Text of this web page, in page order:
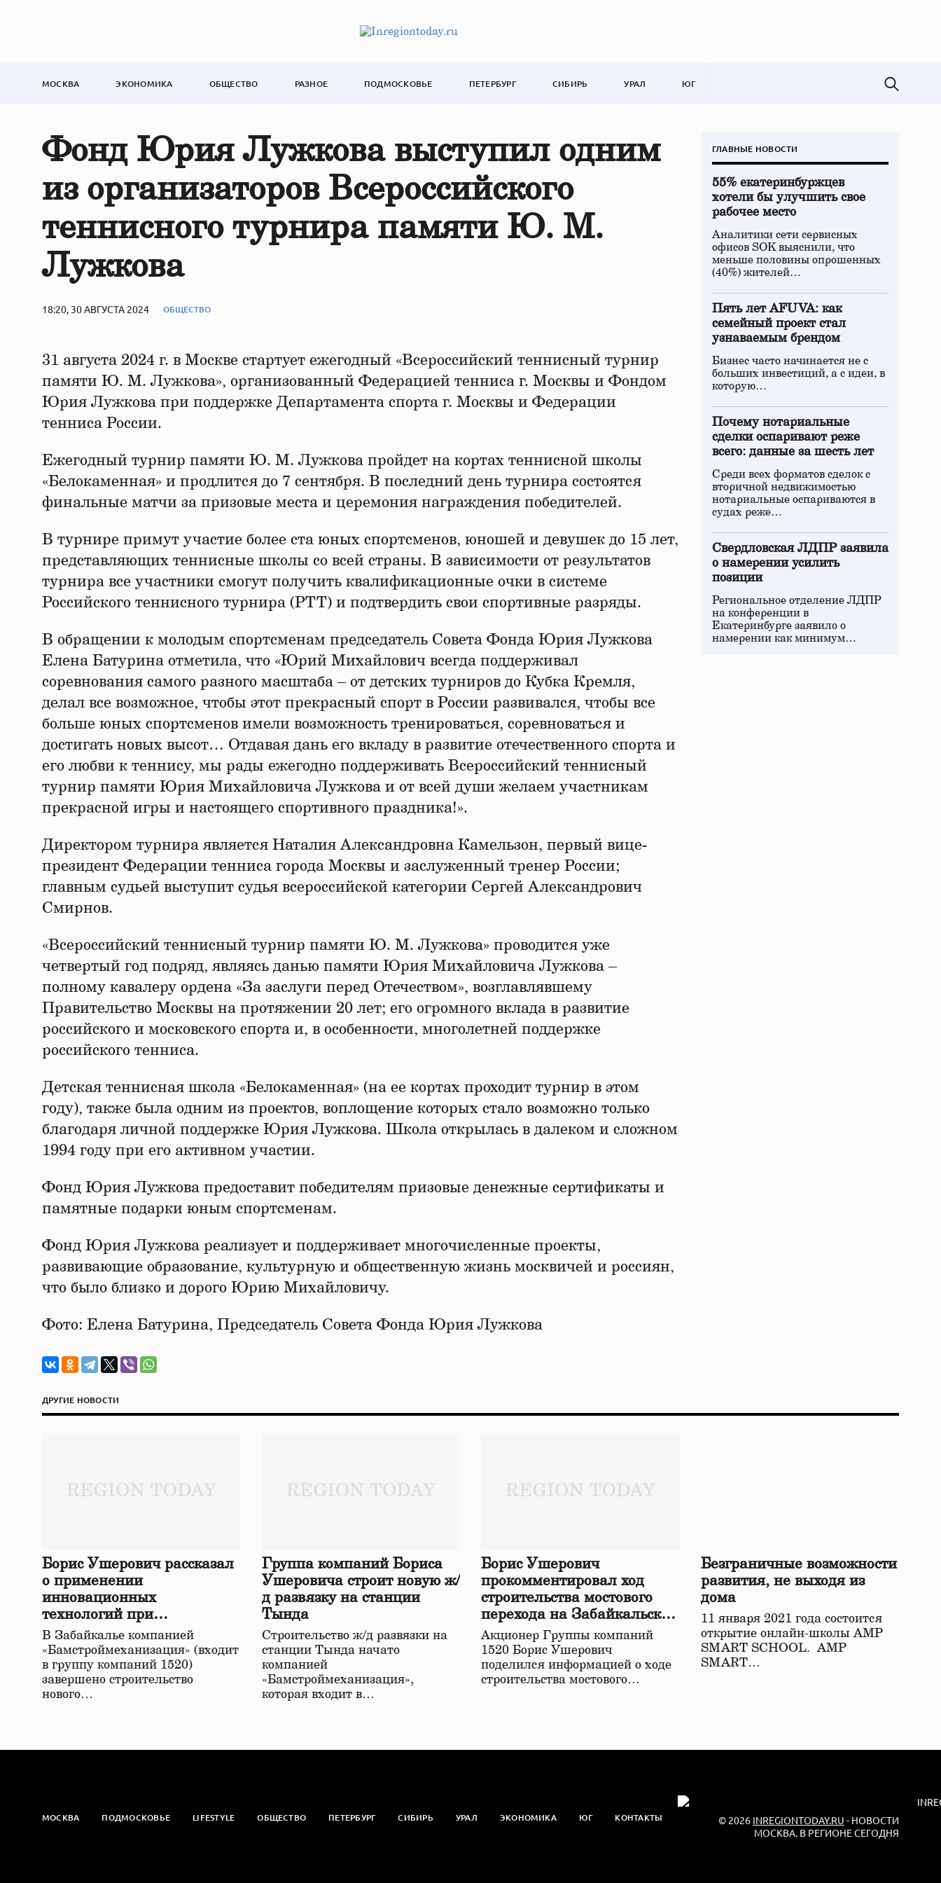
МОСКВА ЭКОНОМИКА ОБЩЕСТВО РАЗНОЕ ПОДМОСКОВЬЕ ПЕТЕРБУРГ СИБИРЬ УРАЛ ЮГ
Фонд Юрия Лужкова выступил одним
из организаторов Всероссийского
теннисного турнира памяти Ю. М.
Лужкова
18:20, 30 АВГУСТА 2024 ОБЩЕСТВО
31 августа 2024 г. в Москве стартует ежегодный «Всероссийский теннисный турнир
памяти Ю. М. Лужкова», организованный Федерацией тенниса г. Москвы и Фондом
Юрия Лужкова при поддержке Департамента спорта г. Москвы и Федерации
тенниса России.
Ежегодный турнир памяти Ю. М. Лужкова пройдет на кортах теннисной школы
«Белокаменная» и продлится до 7 сентября. В последний день турнира состоятся
финальные матчи за призовые места и церемония награждения победителей.
В турнире примут участие более ста юных спортсменов, юношей и девушек до 15 лет,
представляющих теннисные школы со всей страны. В зависимости от результатов
турнира все участники смогут получить квалификационные очки в системе
Российского теннисного турнира (РТТ) и подтвердить свои спортивные разряды.
В обращении к молодым спортсменам председатель Совета Фонда Юрия Лужкова
Елена Батурина отметила, что «Юрий Михайлович всегда поддерживал
соревнования самого разного масштаба – от детских турниров до Кубка Кремля,
делал все возможное, чтобы этот прекрасный спорт в России развивался, чтобы все
больше юных спортсменов имели возможность тренироваться, соревноваться и
достигать новых высот… Отдавая дань его вкладу в развитие отечественного спорта и
его любви к теннису, мы рады ежегодно поддерживать Всероссийский теннисный
турнир памяти Юрия Михайловича Лужкова и от всей души желаем участникам
прекрасной игры и настоящего спортивного праздника!».
Директором турнира является Наталия Александровна Камельзон, первый вице-
президент Федерации тенниса города Москвы и заслуженный тренер России;
главным судьей выступит судья всероссийской категории Сергей Александрович
Смирнов.
«Всероссийский теннисный турнир памяти Ю. М. Лужкова» проводится уже
четвертый год подряд, являясь данью памяти Юрия Михайловича Лужкова –
полному кавалеру ордена «За заслуги перед Отечеством», возглавлявшему
Правительство Москвы на протяжении 20 лет; его огромного вклада в развитие
российского и московского спорта и, в особенности, многолетней поддержке
российского тенниса.
Детская теннисная школа «Белокаменная» (на ее кортах проходит турнир в этом
году), также была одним из проектов, воплощение которых стало возможно только
благодаря личной поддержке Юрия Лужкова. Школа открылась в далеком и сложном
1994 году при его активном участии.
Фонд Юрия Лужкова предоставит победителям призовые денежные сертификаты и
памятные подарки юным спортсменам.
Фонд Юрия Лужкова реализует и поддерживает многочисленные проекты,
развивающие образование, культурную и общественную жизнь москвичей и россиян,
что было близко и дорого Юрию Михайловичу.
Фото: Елена Батурина, Председатель Совета Фонда Юрия Лужкова
ГЛАВНЫЕ НОВОСТИ
55% екатеринбуржцев
хотели бы улучшить свое
рабочее место
Аналитики сети сервисных
офисов SOK выяснили, что
меньше половины опрошенных
(40%) жителей…
Пять лет AFUVA: как
семейный проект стал
узнаваемым брендом
Бизнес часто начинается не с
больших инвестиций, а с идеи, в
которую…
Почему нотариальные
сделки оспаривают реже
всего: данные за шесть лет
Среди всех форматов сделок с
вторичной недвижимостью
нотариальные оспариваются в
судах реже…
Свердловская ЛДПР заявила
о намерении усилить
позиции
Региональное отделение ЛДПР
на конференции в
Екатеринбурге заявило о
намерении как минимум…
ДРУГИЕ НОВОСТИ
Борис Ушерович рассказал
о применении
инновационных
технологий при
строительстве нового моста
в Забайкалье
В Забайкалье компанией
«Бамстроймеханизация» (входит
в группу компаний 1520)
завершено строительство
нового…
Группа компаний Бориса
Ушеровича строит новую ж/
д развязку на станции
Тында
Строительство ж/д развязки на
станции Тында начато
компанией
«Бамстроймеханизация»,
которая входит в…
Борис Ушерович
прокомментировал ход
строительства мостового
перехода на Забайкальской
железной дороге
Акционер Группы компаний
1520 Борис Ушерович
поделился информацией о ходе
строительства мостового…
Безграничные возможности
развития, не выходя из
дома
11 января 2021 года состоится
открытие онлайн-школы АМР
SMART SCHOOL. АМР
SMART…
МОСКВА ПОДМОСКОВЬЕ LIFESTYLE ОБЩЕСТВО ПЕТЕРБУРГ СИБИРЬ УРАЛ ЭКОНОМИКА ЮГ КОНТАКТЫ © 2026 INREGIONTODAY.RU - НОВОСТИ
МОСКВА. В РЕГИОНЕ СЕГОДНЯ